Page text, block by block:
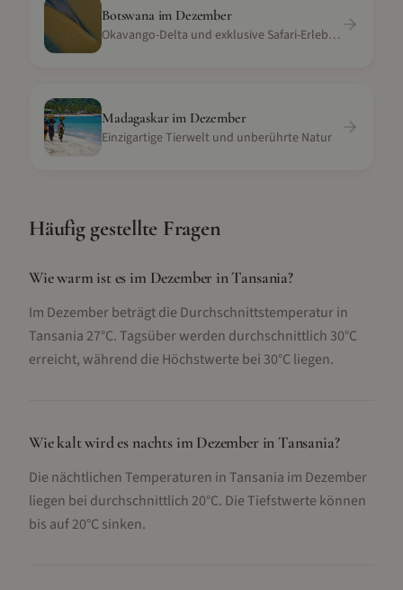
Botswana im Dezember
Okavango-Delta und exklusive Safari-Erlebnisse
Madagaskarim Dezember
Einzigartige Tierwelt und unberührte Natur
Häufig gestellte Fragen
Wie warm ist es im Dezember in Tansania?
Im Dezember beträgt die Durchschnittstemperatur in
Tansania 27°C. Tagsüber werden durchschnittlich 30°C
erreicht, während die Höchstwerte bei 30°C liegen.
Wie kalt wird es nachts im Dezember in Tansania?
Die nächtlichen Temperaturen in Tansania im Dezember
liegen bei durchschnittlich 20°C. Die Tiefstwerte können
bis auf 20°C sinken.